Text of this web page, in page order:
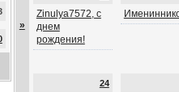
»
Zinulya7572, с
днем
рождения!
24